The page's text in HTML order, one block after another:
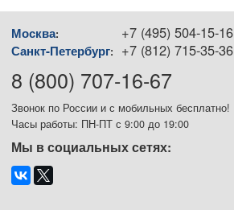
Москва: +7 (495) 504-15-16
Санкт-Петербург: +7 (812) 715-35-36
8 (800) 707-16-67
Звонок по России и с мобильных бесплатно!
Часы работы: ПН-ПТ с 9:00 до 19:00
Мы в социальных сетях: